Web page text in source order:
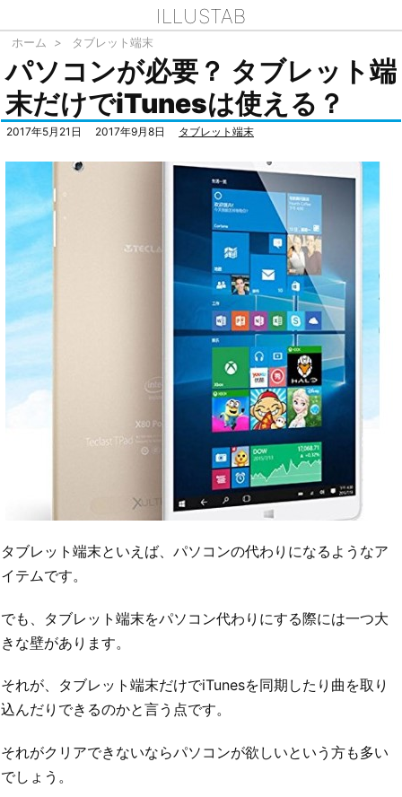
ILLUSTAB
ホーム > タブレット端末
パソコンが必要？ タブレット端
末だけでiTunesは使える？
2017年5月21日 2017年9月8日 タブレット端末
タブレット端末といえば、パソコンの代わりになるようなア
イテムです。
でも、タブレット端末をパソコン代わりにする際には一つ大
きな壁があります。
それが、タブレット端末だけでiTunesを同期したり曲を取り
込んだりできるのかと言う点です。
それがクリアできないならパソコンが欲しいという方も多い
でしょう。